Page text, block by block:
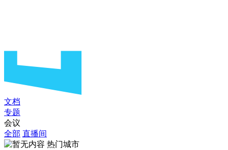
文档
专题
会议
全部 直播间
热门城市